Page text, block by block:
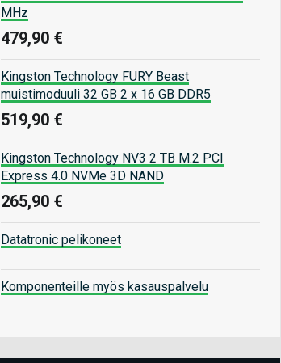
MHz
479,90 €
Kingston Technology FURY Beast
muistimoduuli 32 GB 2 x 16 GB DDR5
519,90 €
Kingston Technology NV3 2 TB M.2 PCI
Express 4.0 NVMe 3D NAND
265,90 €
Datatronic pelikoneet
Komponenteille myös kasauspalvelu